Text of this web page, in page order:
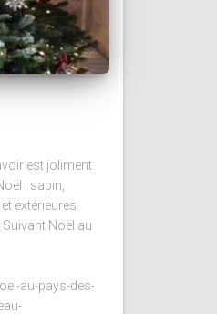
est joliment
: sapin,
extérieures
Noël au
au-pays-des-